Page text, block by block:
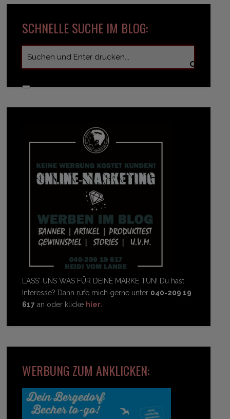
SCHNELLE SUCHE IM BLOG:
LASS' UNS WAS FÜR DEINE MARKE TUN! Du hast
Interesse? Dann rufe mich gerne unter 040-209 19
617 an oder klicke hier.
WERBUNG ZUM ANKLICKEN: